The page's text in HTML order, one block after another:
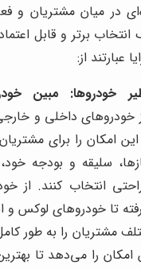
در میان مشتریان و
انتخاب برتر و قابل
عبارتند از:
خودروها:
مبین
خودروهای داخلی و
این امکان را برای
سلیقه و بودجه
انتخاب کنند. از
تا خودروهای لوکس و
مشتریان را به طور
امکان را می‌دهد تا